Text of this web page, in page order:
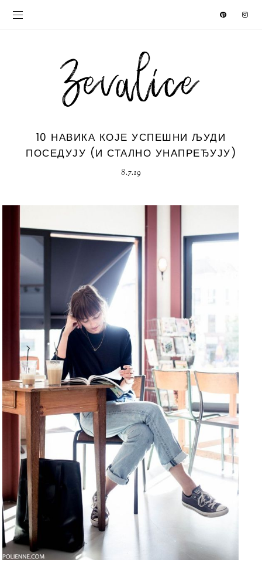
10 НАВИКА КОЈЕ УСПЕШНИ ЉУДИ
ПОСЕДУЈУ (И СТАЛНО УНАПРЕЂУЈУ)
8.7.19